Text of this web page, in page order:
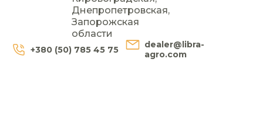
Днепропетровская,
Запорожская
области
+380 (50) 785 45 75
dealer@libra-
agro.com